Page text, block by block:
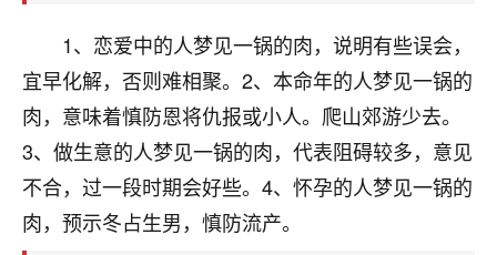
1、恋爱中的人梦见一锅的肉，说明有些误会，
宜早化解，否则难相聚。2、本命年的人梦见一锅的
肉，意味着慎防恩将仇报或小人。爬山郊游少去。
3、做生意的人梦见一锅的肉，代表阻碍较多，意见
不合，过一段时期会好些。4、怀孕的人梦见一锅的
肉，预示冬占生男，慎防流产。
卦，认识老师3年了，都是缘分啊！
17分钟前 来自湖北 19
心若莲花
我是做餐饮的，这两年，生意屡屡受挫，店开一家关
一家，要么生意不好，生意好的就出事。前些年攒的
家底快败光了，真是倒霉！我也想找人看看到底怎么
回事？